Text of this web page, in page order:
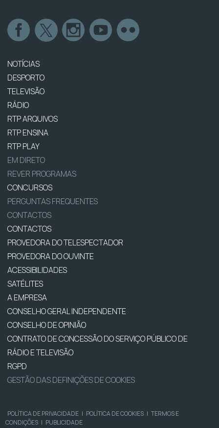
NOTÍCIAS
DESPORTO
TELEVISÃO
RÁDIO
RTP ARQUIVOS
RTP ENSINA
RTP PLAY
EM DIRETO
REVER PROGRAMAS
CONCURSOS
PERGUNTAS FREQUENTES
CONTACTOS
CONTACTOS
PROVEDORA DO TELESPECTADOR
PROVEDORA DO OUVINTE
ACESSIBILIDADES
SATÉLITES
A EMPRESA
CONSELHO GERAL INDEPENDENTE
CONSELHO DE OPINIÃO
CONTRATO DE CONCESSÃO DO SERVIÇO PÚBLICO DE
RÁDIO E TELEVISÃO
RGPD
GESTÃO DAS DEFINIÇÕES DE COOKIES
POLÍTICA DE PRIVACIDADE | POLÍTICA DE COOKIES | TERMOS E
CONDIÇÕES | PUBLICIDADE